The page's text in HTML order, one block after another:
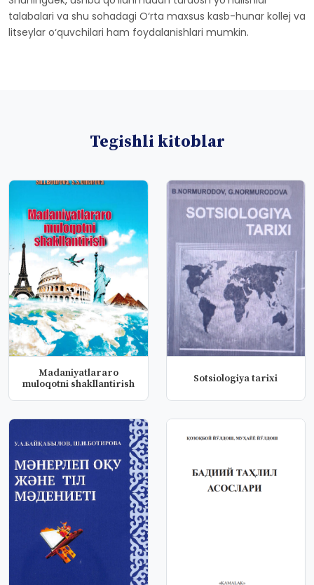
talabalari va shu sohadagi O‘rta maxsus kasb-hunar kollej va
litseylar o‘quvchilari ham foydalanishlari mumkin.
Tegishli kitoblar
Madaniyatlararo
muloqotni shakllantirish
Sotsiologiya tariхi